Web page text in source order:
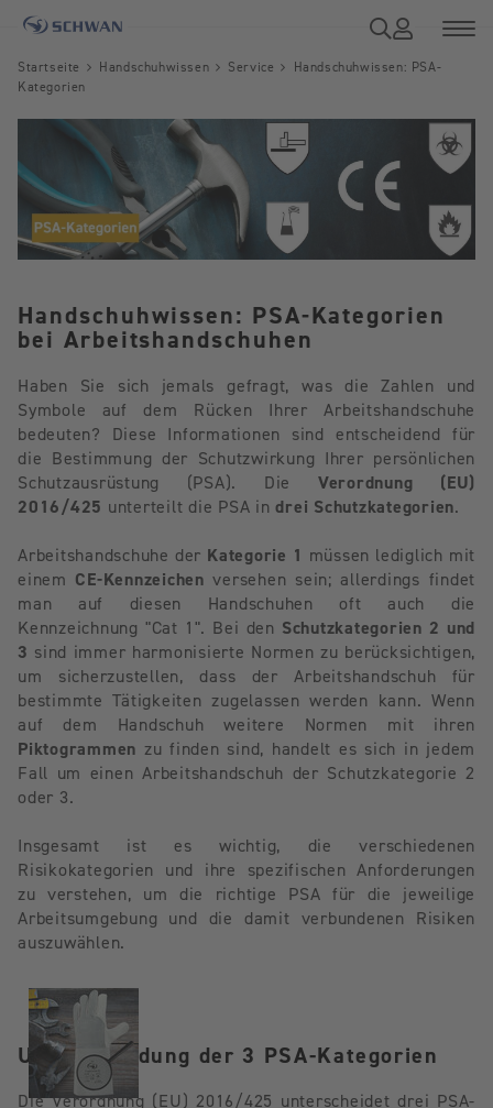
Startseite Handschuhwissen Service
Handschuhwissen: PSA-
Kategorien
Handschuhwissen: PSA-Kategorien
bei Arbeitshandschuhen
Haben Sie sich jemals gefragt, was die Zahlen und
Symbole auf dem Rücken Ihrer Arbeitshandschuhe
bedeuten? Diese Informationen sind entscheidend für
die Bestimmung der Schutzwirkung Ihrer persönlichen
Schutzausrüstung (PSA). Die Verordnung (EU)
2016/425 unterteilt die PSA indrei Schutzkategorien.
Arbeitshandschuhe der Kategorie 1 müssen lediglich mit
einem CE-Kennzeichen versehen sein; allerdings findet
man auf diesen Handschuhen oft auch die
Kennzeichnung "Cat 1". Bei den Schutzkategorien 2 und
3 sind immer harmonisierte Normen zu berücksichtigen,
um sicherzustellen, dass der Arbeitshandschuh für
bestimmte Tätigkeiten zugelassen werden kann. Wenn
auf dem Handschuh weitere Normen mit ihren
Piktogrammen zu finden sind, handelt es sich in jedem
Fall um einen Arbeitshandschuh der Schutzkategorie 2
oder 3.
Insgesamt ist es wichtig, die verschiedenen
Risikokategorien und ihre spezifischen Anforderungen
zu verstehen, um die richtige PSA für die jeweilige
Arbeitsumgebung und die damit verbundenen Risiken
auszuwählen.
Unterscheidung der 3 PSA-Kategorien
Die Verordnung (EU) 2016/425 unterscheidet drei PSA-